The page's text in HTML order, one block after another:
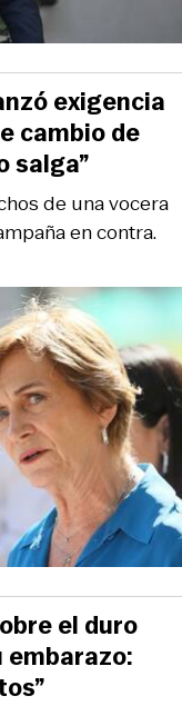
de una vocera
en contra.
exigencia
cambio de
salga”
el duro
embarazo: